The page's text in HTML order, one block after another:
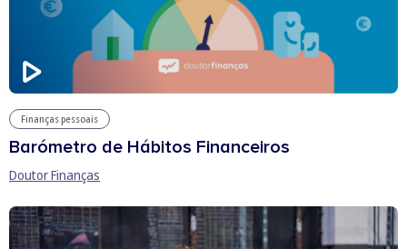
Finanças pessoais
Barómetro de Hábitos Financeiros
Doutor Finanças